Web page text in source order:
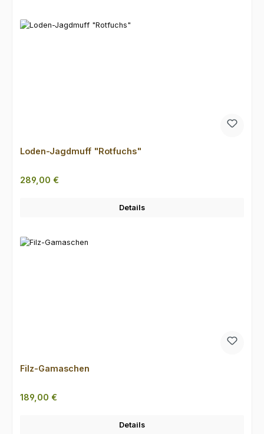
Loden-Jagdmuff "Rotfuchs"
Regulärer Preis:
289,00 €
Details
Filz-Gamaschen
Regulärer Preis:
189,00 €
Details